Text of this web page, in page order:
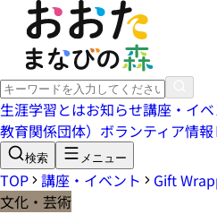
生涯学習とはお知らせ講座・イ
教育関係団体） ボランティア情報
検索 メニュー
TOP 講座・イベント
Gift
文化・芸術